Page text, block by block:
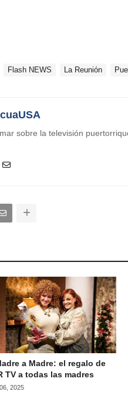
Flash NEWS La Reunión
sobre la televisión
a Madre: el regalo de
TV a todas las madres
2025